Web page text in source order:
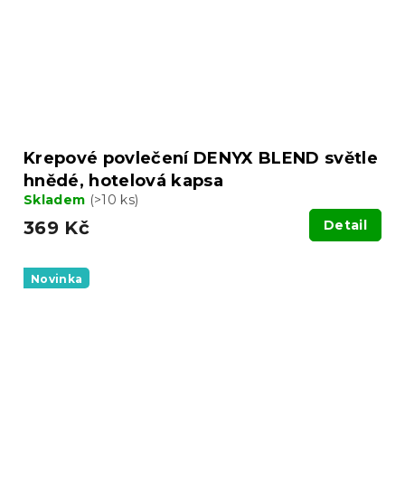
Krepové povlečení DENYX BLEND světle
hnědé, hotelová kapsa
Skladem (>10 ks)
369 Kč Detail
Novinka